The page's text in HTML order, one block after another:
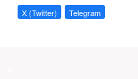
X (Twitter) Telegram